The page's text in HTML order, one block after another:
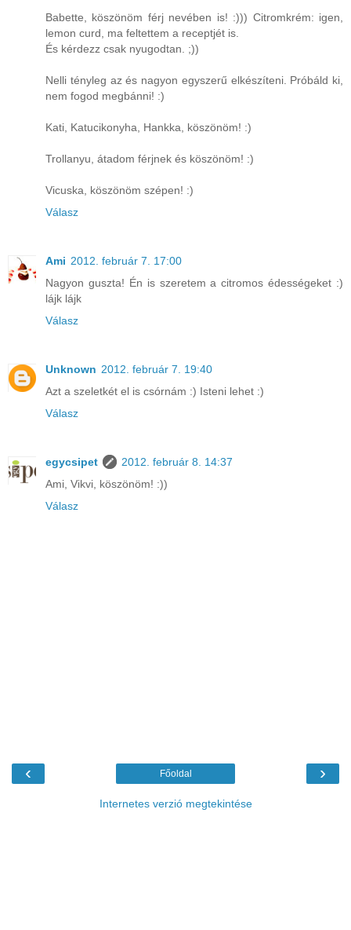
Babette, köszönöm férj nevében is! :))) Citromkrém: igen,
lemon curd, ma feltettem a receptjét is.
És kérdezz csak nyugodtan. ;))
Nelli tényleg az és nagyon egyszerű elkészíteni. Próbáld ki,
nem fogod megbánni! :)
Kati, Katucikonyha, Hankka, köszönöm! :)
Trollanyu, átadom férjnek és köszönöm! :)
Vicuska, köszönöm szépen! :)
Válasz
Ami 2012. február 7. 17:00
Nagyon guszta! Én is szeretem a citromos édességeket :)
lájk lájk
Válasz
Unknown 2012. február 7. 19:40
Azt a szeletkét el is csórnám :) Isteni lehet :)
Válasz
egycsipet
2012. február 8. 14:37
Ami, Vikvi, köszönöm! :))
Válasz
‹ ›
Főoldal
Internetes verzió megtekintése